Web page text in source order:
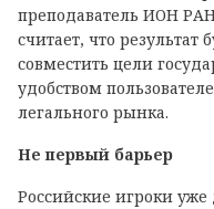
преподаватель ИОН
считает, что результат
совместить цели
удобством
легального рынка.
Не первый барьер
Российские игроки уже